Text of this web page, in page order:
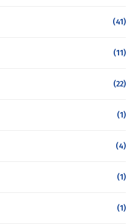
(41)
(11)
(22)
(1)
(4)
(1)
(1)